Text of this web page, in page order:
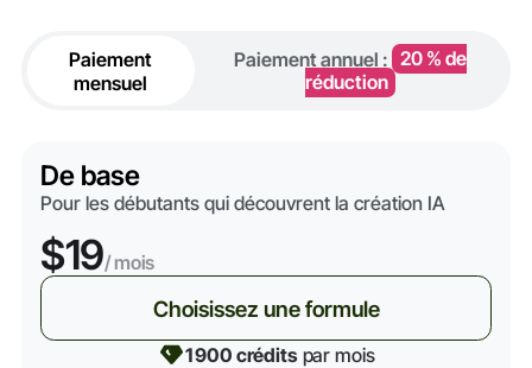
Paiement
mensuel
Paiement annuel : 20 % de
réduction
De base
Pour les débutants qui découvrent la création IA
$19/ mois
Choisissez une formule
1 900 créditspar mois